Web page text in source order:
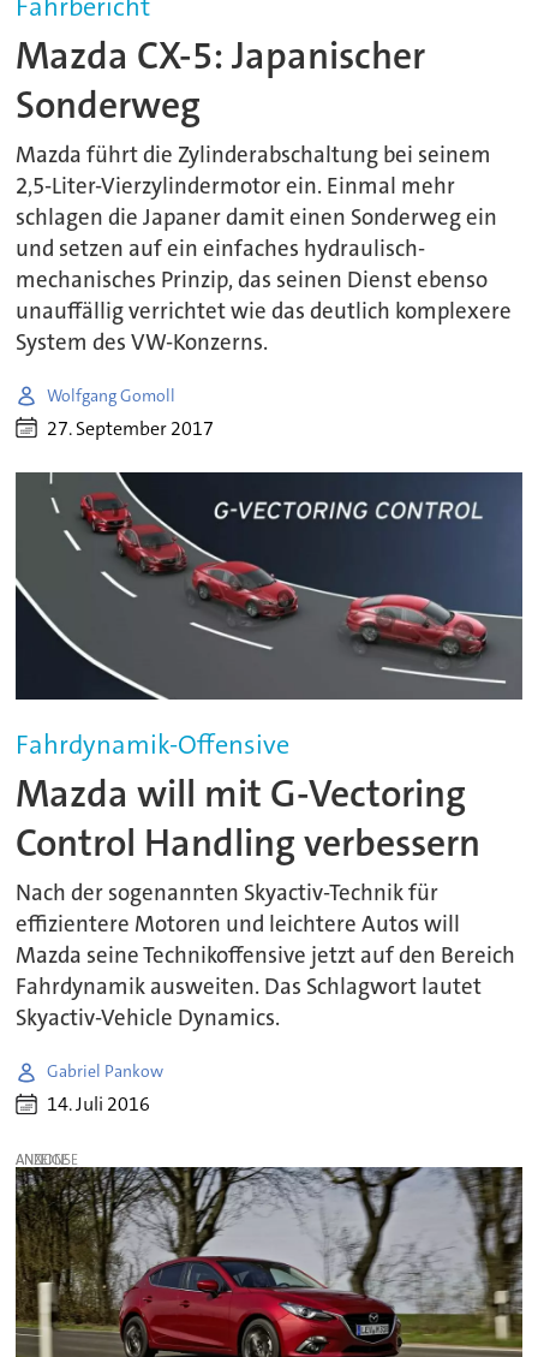
Mazda CX-5: Japanischer
Sonderweg
Mazda führt die Zylinderabschaltung bei seinem
2,5-Liter-Vierzylindermotor ein. Einmal mehr
schlagen die Japaner damit einen Sonderweg ein
und setzen auf ein einfaches hydraulisch-
mechanisches Prinzip, das seinen Dienst ebenso
unauffällig verrichtet wie das deutlich komplexere
System des VW-Konzerns.
Wolfgang Gomoll
27. September 2017
Fahrdynamik-Offensive
Mazda will mit G-Vectoring
Control Handling verbessern
Nach der sogenannten Skyactiv-Technik für
effizientere Motoren und leichtere Autos will
Mazda seine Technikoffensive jetzt auf den Bereich
Fahrdynamik ausweiten. Das Schlagwort lautet
Skyactiv-Vehicle Dynamics.
Gabriel Pankow
14. Juli 2016
ANZEIGE